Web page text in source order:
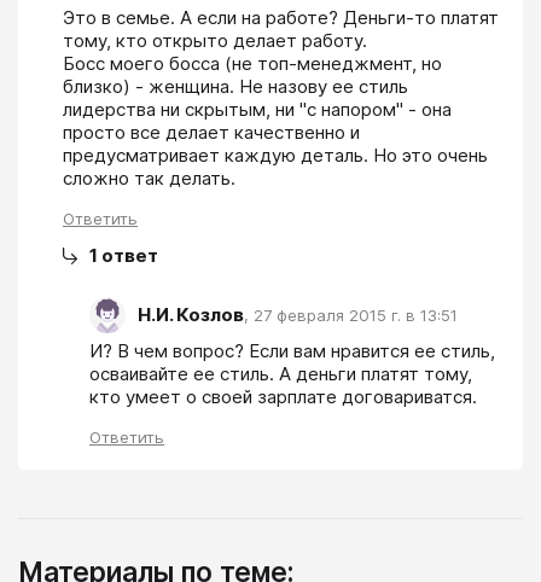
Это в семье. А если на работе? Деньги-то платят
тому, кто открыто делает работу.
Босс моего босса (не топ-менеджмент, но
близко) - женщина. Не назову ее стиль
лидерства ни скрытым, ни "с напором" - она
просто все делает качественно и
предусматривает каждую деталь. Но это очень
сложно так делать.
Ответить
1 ответ
Н.И. Козлов, 27 февраля 2015 г. в 13:51
И? В чем вопрос? Если вам нравится ее стиль,
осваивайте ее стиль. А деньги платят тому,
кто умеет о своей зарплате договариватся.
Ответить
Материалы по теме: